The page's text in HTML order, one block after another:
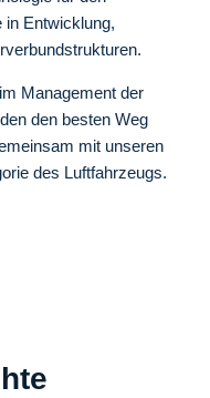
in Entwicklung,
Management der
den besten Weg
mit unseren
des Luftfahrzeugs.